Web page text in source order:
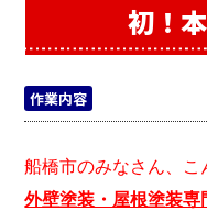
初！
作業内容
船橋市のみなさん、こ
外壁塗装・屋根塗装専